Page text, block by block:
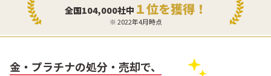
全国104,000社中 １位を獲得！
※ 2022年4月時点
金・プラチナの処分・売却で、